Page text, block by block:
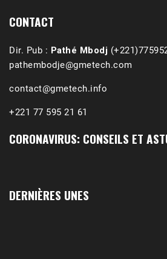
CONTACT
Dir. Pub : Pathé Mbodj
pathembodje@gmetech.com
contact@gmetech.info
+221 77 595 21 61
CORONAVIRUS: CONSEILS ET
DERNIÈRES UNES